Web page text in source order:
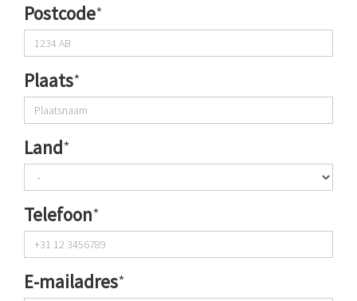
Postcode*
Plaats*
Land*
Telefoon*
E-mailadres*